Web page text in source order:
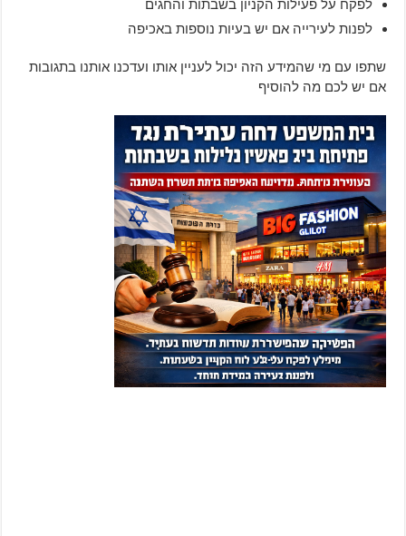
לפקח על פעילות הקניון בשבתות והחגים
לפנות לעירייה אם יש בעיות נוספות באכיפה
שתפו עם מי שהמידע הזה יכול לעניין אותו ועדכנו אותנו בתגובות
אם יש לכם מה להוסיף